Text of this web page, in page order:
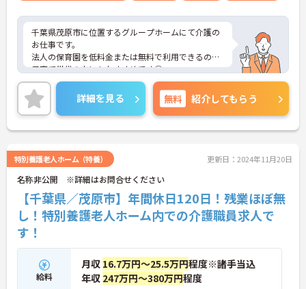
千葉県茂原市に位置するグループホームにて介護の
お仕事です。
法人の保育園を低料金または無料で利用できるので
子育て世代の方にもおすすめです◎
また、資格や経験が不問なため、初めての方も安心
してお仕事をスタートしていただけます。
ご興味のある方には、面接対策ポイントなど、さら
に詳細をお話しいたしますので、お気軽にご相談く
ださい。
詳細を見る 無料 紹介してもらう
特別養護老人ホーム（特養） 更新日：2024年11月20日
名称非公開 ※詳細はお問合せください
【千葉県／茂原市】年間休日120日！残業ほぼ無
し！特別養護老人ホーム内での介護職員求人で
す！
給料
月収 16.7万円～25.5万円程度※諸手当込
年収 247万円～380万円程度